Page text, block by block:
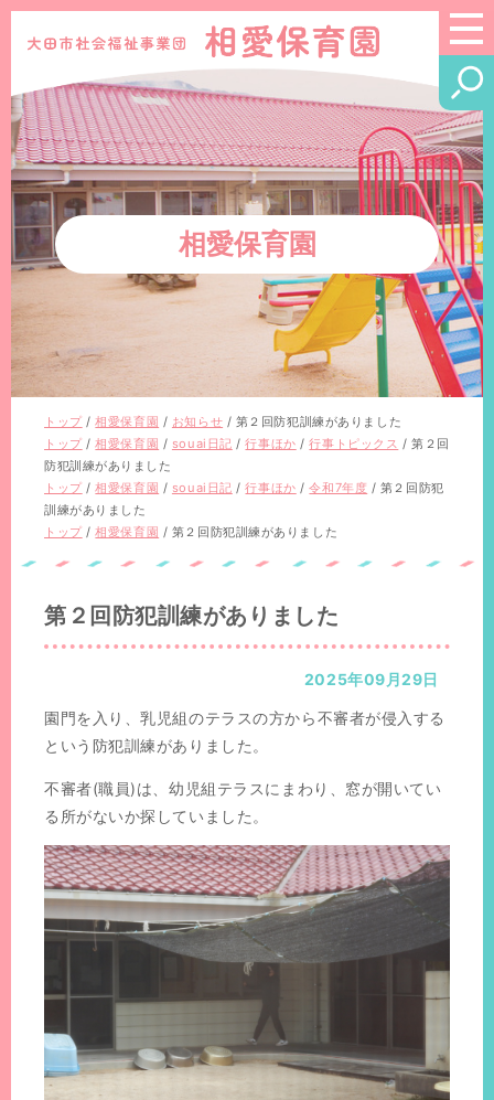
このページの本文へ
相愛保育園
現
在
の
位
置：
トップ /相愛保育園 / お知らせ / 第２回防犯訓練がありました
現
在
の
位
置：
トップ /相愛保育園 / souai日記 /行事ほか /行事トピックス /第２回
防犯訓練がありました
現
在
の
トップ /相愛保育園 / souai日記 /行事ほか /令和7年度 / 第２回防犯
訓練がありました
現
置：
トップ /相愛保育園 / 第２回防犯訓練がありました
第２回防犯訓練がありました
2025年09月29日
園門を入り、乳児組のテラスの方から不審者が侵入する
という防犯訓練がありました。
不審者(職員)は、幼児組テラスにまわり、窓が開いてい
る所がないか探していました。